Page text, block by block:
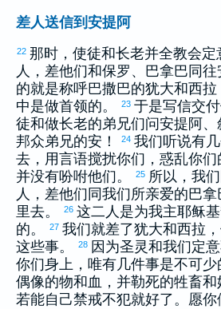
差人送信到安提阿
22 那时，使徒和长老并全教会
人，差他们和保罗 、 巴拿巴 同往
的就是称呼巴撒巴的犹大和西拉
中是做首领的。
23 于是写信交
徒和做长老的弟兄们问安提阿、
邦众弟兄的安！
24 我们听说有
去，用言语搅扰你们，惑乱你们
并没有吩咐他们。
25 所以，我
人，差他们同我们所亲爱的 巴拿
里去。
26 这二人是为我主耶稣
的。
27 我们就差了犹大和西拉
这些事。
28 因为圣灵和我们定
你们身上，唯有几件事是不可少
偶像的物和血，并勒死的牲畜
若能自己禁戒不犯就好了。愿你